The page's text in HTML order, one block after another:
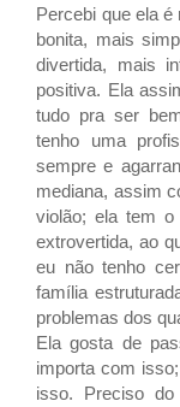
Percebi que ela
bonita, mais
divertida, mais
positiva. Ela
tudo pra ser
tenho uma
sempre e
mediana, assim
violão; ela tem
extrovertida, ao
eu não tenho
família
problemas dos
Ela gosta de
importa com
isso. Preciso